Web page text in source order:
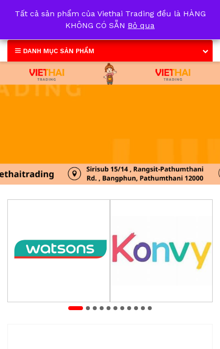
DANH MỤC SẢN PHẨM
Tất cả sản phẩm của Viethai Trading đều là HÀNG
KHÔNG CÓ SẴN Bỏ qua